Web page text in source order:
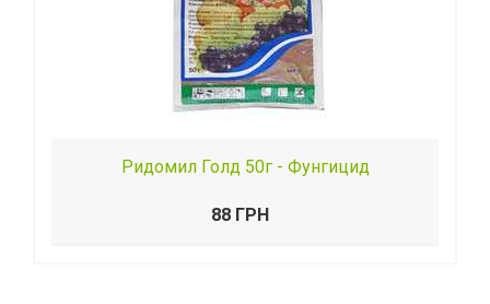
Ридомил Голд 50г - Фунгицид
88 ГРН